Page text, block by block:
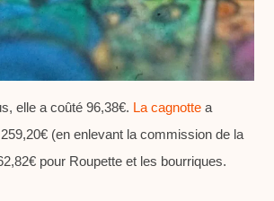
elle a coûté 96,38€. La cagnotte a
(en enlevant la commission de la
pour Roupette et les bourriques.